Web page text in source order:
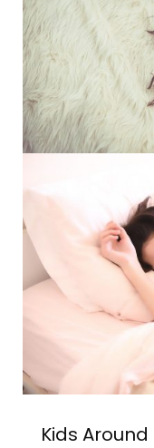
Kids Around